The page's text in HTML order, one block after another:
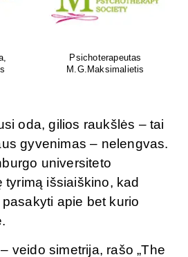
Psichoterapeutas
M.G.Maksimalietis
oda, gilios raukšlės – tai
gyvenimas – nelengvas.
universiteto
tyrimą išsiaiškino, kad
apie bet kurio
veido simetrija, rašo „The